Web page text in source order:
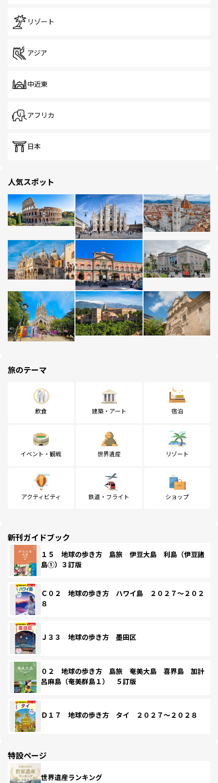
リゾート
アジア
中近東
アフリカ
日本
人気スポット
旅のテーマ
飲食 建築・アート 宿泊
イベント・観戦 世界遺産 リゾート
アクティビティ 鉄道・フライト ショップ
新刊ガイドブック
１５ 地球の歩き方 島旅 伊豆大島 利島（伊豆諸
島①）３訂版
Ｃ０２ 地球の歩き方 ハワイ島 ２０２７～２０２
８
Ｊ３３ 地球の歩き方 墨田区
０２ 地球の歩き方 島旅 奄美大島 喜界島 加計
呂麻島（奄美群島１） ５訂版
Ｄ１７ 地球の歩き方 タイ ２０２７～２０２８
特設ページ
世界遺産ランキング